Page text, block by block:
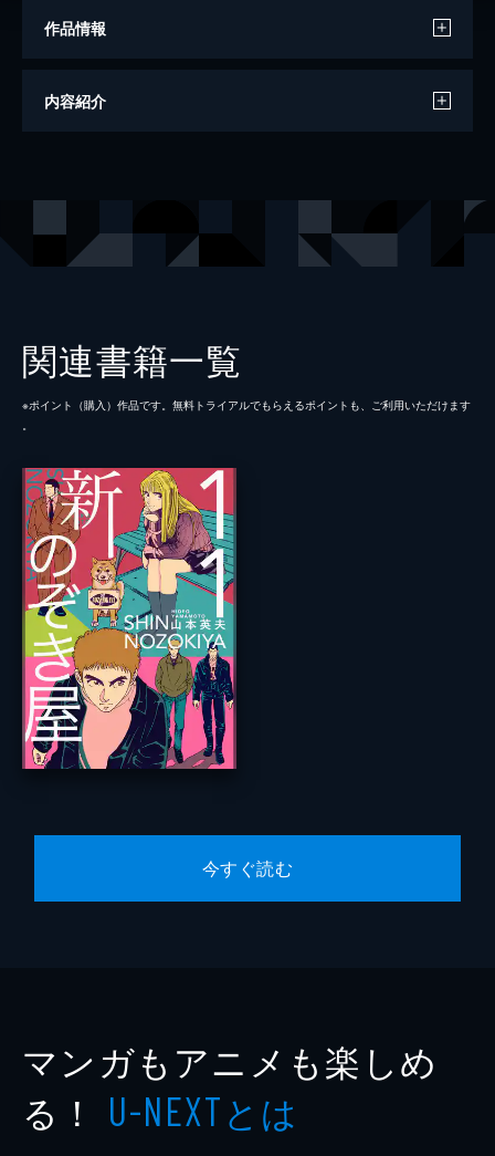
作品情報
著者
内容紹介
関連書籍一覧
※ポイント（購⼊）作品です。無料トライアルでもらえるポイントも、ご利⽤いただけます
。
今すぐ読む
マンガもアニメも楽しめ
る！ U-NEXTとは